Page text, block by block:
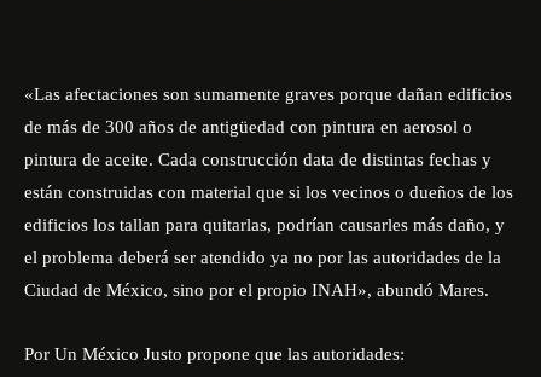
«Las afectaciones son sumamente graves porque dañan edificios
de más de 300 años de antigüedad con pintura en aerosol o
pintura de aceite. Cada construcción data de distintas fechas y
están construidas con material que si los vecinos o dueños de los
edificios los tallan para quitarlas, podrían causarles más daño, y
el problema deberá ser atendido ya no por las autoridades de la
Ciudad de México, sino por el propio INAH», abundó Mares.
Por Un México Justo propone que las autoridades: